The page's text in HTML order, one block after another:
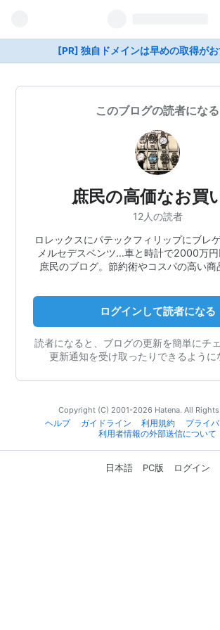
[PR] 独自ドメインは早めの取得がお
このブログの読者になる
庶民の高価なお買
12人の読者
ロレックスにパテックフィリップにブレ
メルセデスベンツ…車と時計で2000万円
庶民のブログ。節約術やコスパの高い商
ログインして読者になる
読者になると、ブログの更新を簡単にチェ
更新通知を受け取ったりできるように
Copyright (C) 2001-2026 Hatena. All Rights
ヘルプ
ガイドライン 利用規約
プライ
利用者情報の外部送信について
日本語 PC版 ログイン